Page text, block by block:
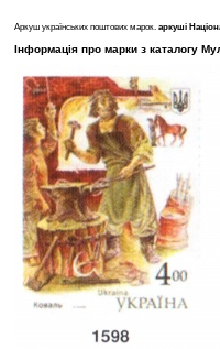
Аркуш українських поштових марок. аркуші
Інформація про марки з каталогу